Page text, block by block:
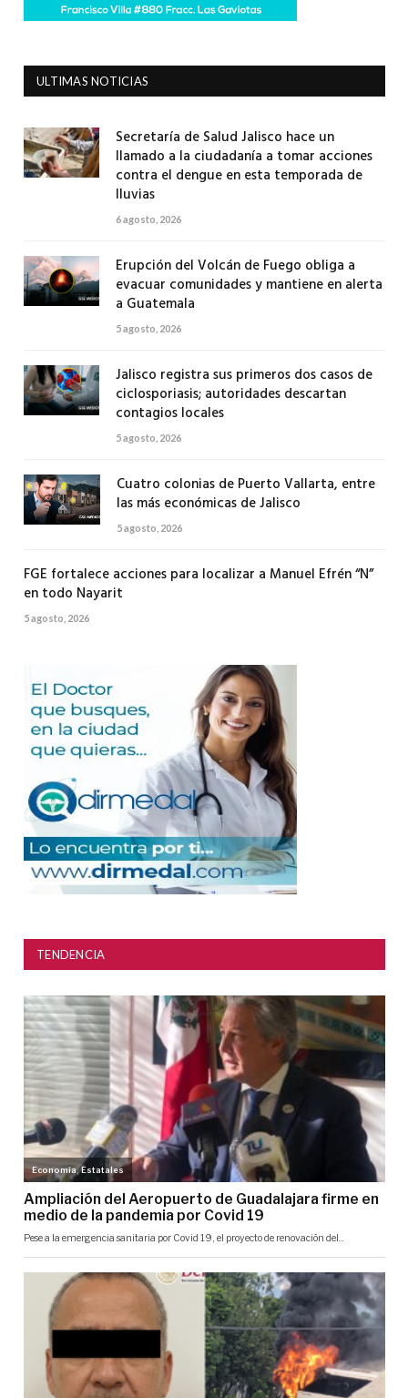
ULTIMAS NOTICIAS
Secretaría de Salud Jalisco hace un
llamado a la ciudadanía a tomar acciones
contra el dengue en esta temporada de
lluvias
6 agosto, 2026
Erupción del Volcán de Fuego obliga a
evacuar comunidades y mantiene en alerta
a Guatemala
5 agosto, 2026
Jalisco registra sus primeros dos casos de
ciclosporiasis; autoridades descartan
contagios locales
5 agosto, 2026
Cuatro colonias de Puerto Vallarta, entre
las más económicas de Jalisco
5 agosto, 2026
FGE fortalece acciones para localizar a Manuel Efrén “N”
en todo Nayarit
5 agosto, 2026
TENDENCIA